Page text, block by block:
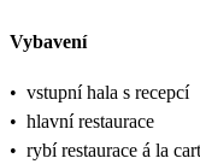
Vybavení
• vstupní hala s recepcí
• hlavní restaurace
• rybí restaurace á la